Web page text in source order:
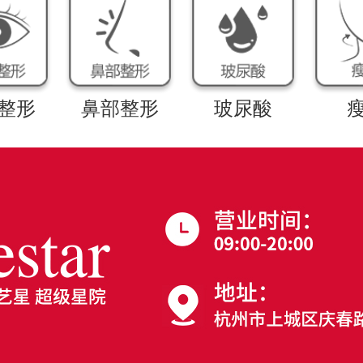
形 鼻部整形 玻尿酸